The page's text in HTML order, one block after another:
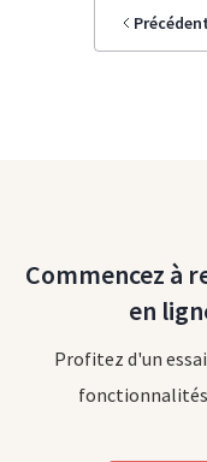
Précédent
Commencez à
en
Profitez d'un